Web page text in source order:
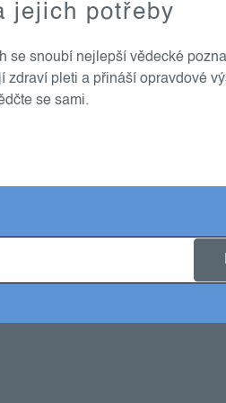
jejich potřeby
se snoubí nejlepší vědecké
pleti a přináší opravdové
se sami.